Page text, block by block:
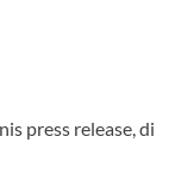
press release, di